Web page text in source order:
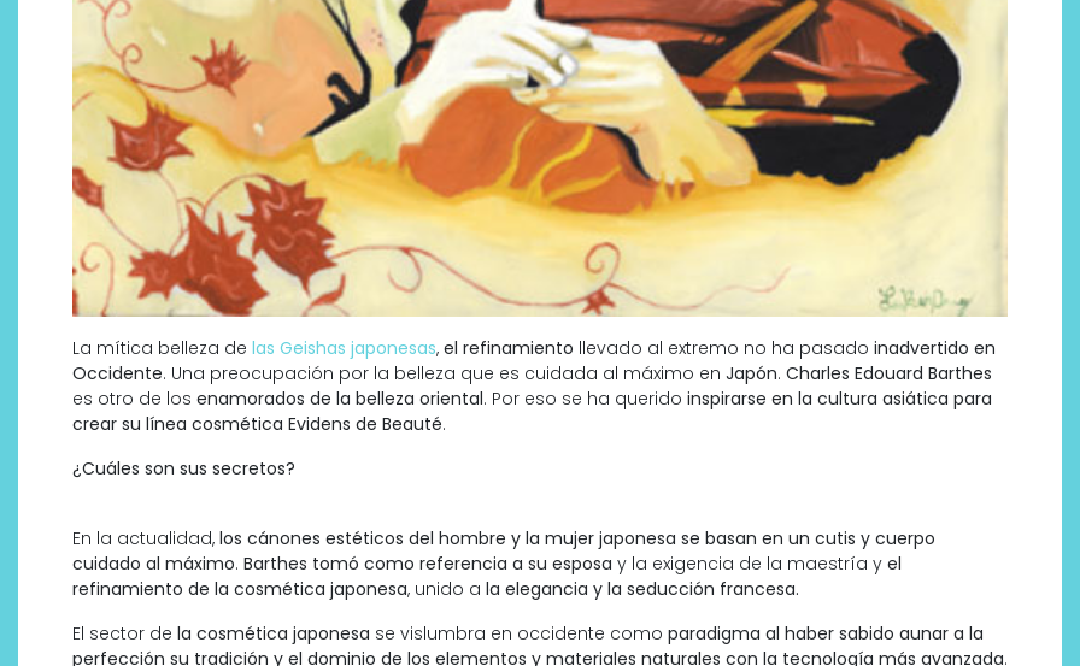
La mítica belleza de las Geishas japonesas, el refinamiento llevado al extremo no ha pasado inadvertido en
Occidente. Una preocupación por la belleza que es cuidada al máximo en Japón. Charles Edouard Barthes
es otro de los enamorados de la belleza oriental. Por eso se ha querido inspirarse en la cultura asiática para
crear su línea cosmética Evidens de Beauté.
¿Cuáles son sus secretos?
En la actualidad, los cánones estéticos del hombre y la mujer japonesa se basan en un cutis y cuerpo
cuidado al máximo. Barthes tomó como referencia a su esposa y la exigencia de la maestría y el
refinamiento de la cosmética japonesa, unido a la elegancia y la seducción francesa.
El sector de la cosmética japonesa se vislumbra en occidente como paradigma al haber sabido aunar a la
perfección su tradición y el dominio de los elementos y materiales naturales con la tecnología más avanzada.
Descubre cómo la cosmética
profesional va desde las
cabinas a tu rutina diaria
Por qué los bálsamos de CBD
tópico se han convertido en
uno de los productos de
bienestar más buscados